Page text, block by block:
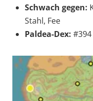
Schwach gegen:
Stahl, Fee
Paldea-Dex: #394